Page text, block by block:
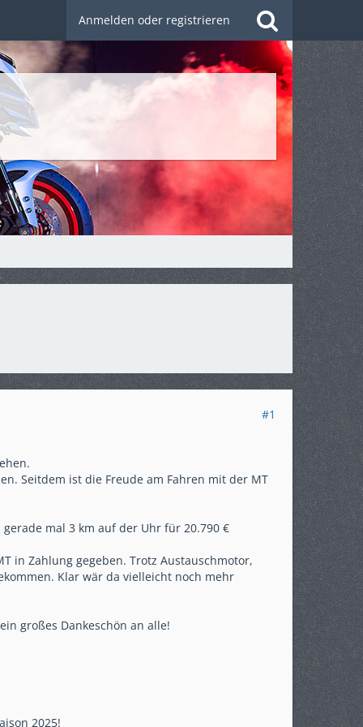
Anmelden oder registrieren
#1
Seitdem ist die Freude am Fahren mit der MT
mal 3 km auf der Uhr für 20.790 €
in Zahlung gegeben. Trotz Austauschmotor,
Klar wär da vielleicht noch mehr
großes Dankeschön an alle!
2025!